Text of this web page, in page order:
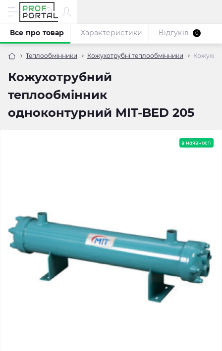
Теплообмінники Кожухотрубні теплообмінники
Кожухотрубний
теплообмінник
одноконтурний MIT-BED 205
Все про товар Характеристики Відгуків 0
в наявності